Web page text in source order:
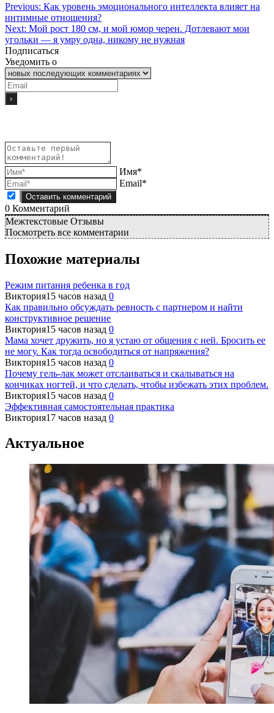
Previous: Как уровень эмоционального интеллекта влияет на
интимные отношения?
Next: Мой рост 180 см, и мой юмор черен. Дотлевают мои
угольки — я умру одна, никому не нужная
Подписаться
Уведомить о
Имя*
Email*
0 Комментарий
Межтекстовые Отзывы
Посмотреть все комментарии
Похожие материалы
Режим питания ребенка в год
Виктория15 часов назад 0
Как правильно обсуждать ревность с партнером и найти
конструктивное решение
Виктория15 часов назад 0
Мама хочет дружить, но я устаю от общения с ней. Бросить ее
не могу. Как тогда освободиться от напряжения?
Виктория15 часов назад 0
Почему гель-лак может отслаиваться и скалываться на
кончиках ногтей, и что сделать, чтобы избежать этих проблем.
Виктория15 часов назад 0
Эффективная самостоятельная практика
Виктория17 часов назад 0
Актуальное